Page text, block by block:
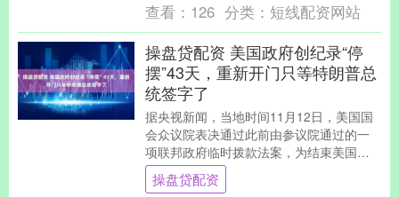
查看： 126 分类： 短线配资网站
操盘贷配资 美国政府创纪录“停
摆”43天，重新开门只等特朗普总
统签字了
据央视新闻，当地时间11月12日，美国国
会众议院表决通过此前由参议院通过的一
项联邦政府临时拨款法案，为结束美国史
上最长的政府“停摆”迈出决定性一步。 该
法案将为....
操盘贷配资